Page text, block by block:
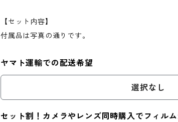
【セット内容】
付属品は写真の通りです。
ヤマト運輸での配送希望
選択なし
セット割！カメラやレンズ同時購入でフィル